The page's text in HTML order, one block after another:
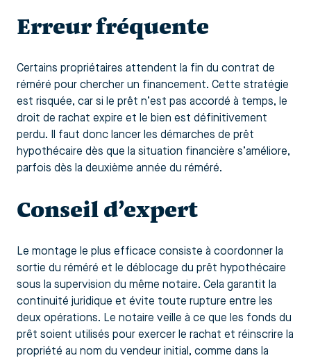
Erreur fréquente
Certains propriétaires attendent la fin du contrat de
réméré pour chercher un financement. Cette stratégie
est risquée, car si le prêt n’est pas accordé à temps, le
droit de rachat expire et le bien est définitivement
perdu. Il faut donc lancer les démarches de prêt
hypothécaire dès que la situation financière s’améliore,
parfois dès la deuxième année du réméré.
Conseil d’expert
Le montage le plus efficace consiste à coordonner la
sortie du réméré et le déblocage du prêt hypothécaire
sous la supervision du même notaire. Cela garantit la
continuité juridique et évite toute rupture entre les
deux opérations. Le notaire veille à ce que les fonds du
prêt soient utilisés pour exercer le rachat et réinscrire la
propriété au nom du vendeur initial, comme dans la